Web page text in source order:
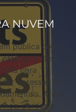
NUVEM
pública como
prontas
para
opressor. Por
Afinal,
perdas e